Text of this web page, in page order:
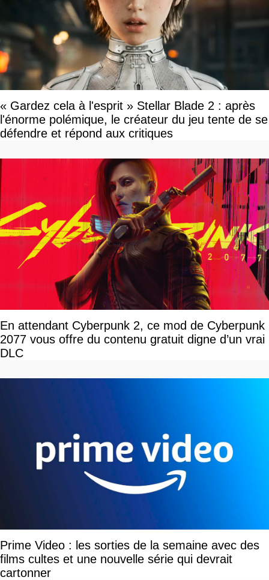
« Gardez cela à l'esprit » Stellar Blade 2 : après
l'énorme polémique, le créateur du jeu tente de se
défendre et répond aux critiques
En attendant Cyberpunk 2, ce mod de Cyberpunk
2077 vous offre du contenu gratuit digne d’un vrai
DLC
Prime Video : les sorties de la semaine avec des
films cultes et une nouvelle série qui devrait
cartonner